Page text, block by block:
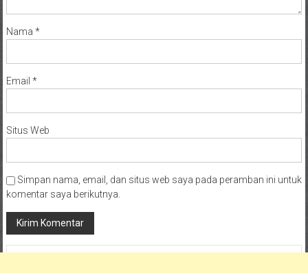
Nama *
Email *
Situs Web
Simpan nama, email, dan situs web saya pada peramban ini untuk
komentar saya berikutnya.